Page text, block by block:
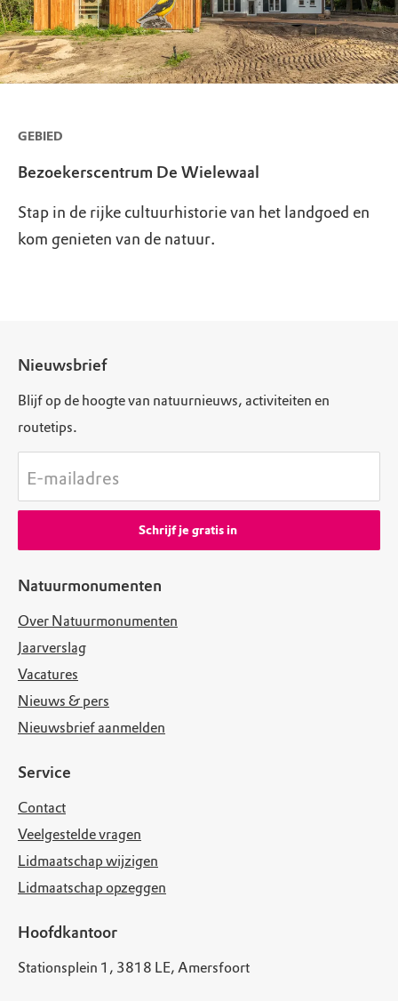
GEBIED
Bezoekerscentrum De Wielewaal
Stap in de rijke cultuurhistorie van het landgoed en
kom genieten van de natuur.
Natuurmonumenten
Over Natuurmonumenten
Jaarverslag
Vacatures
Nieuws & pers
Nieuwsbrief aanmelden
Service
Contact
Veelgestelde vragen
Lidmaatschap wijzigen
Lidmaatschap opzeggen
Hoofdkantoor
Stationsplein 1, 3818 LE, Amersfoort
Nieuwsbrief
Blijf op de hoogte van natuurnieuws, activiteiten en
routetips.
E-mailadres
Schrijf je gratis in